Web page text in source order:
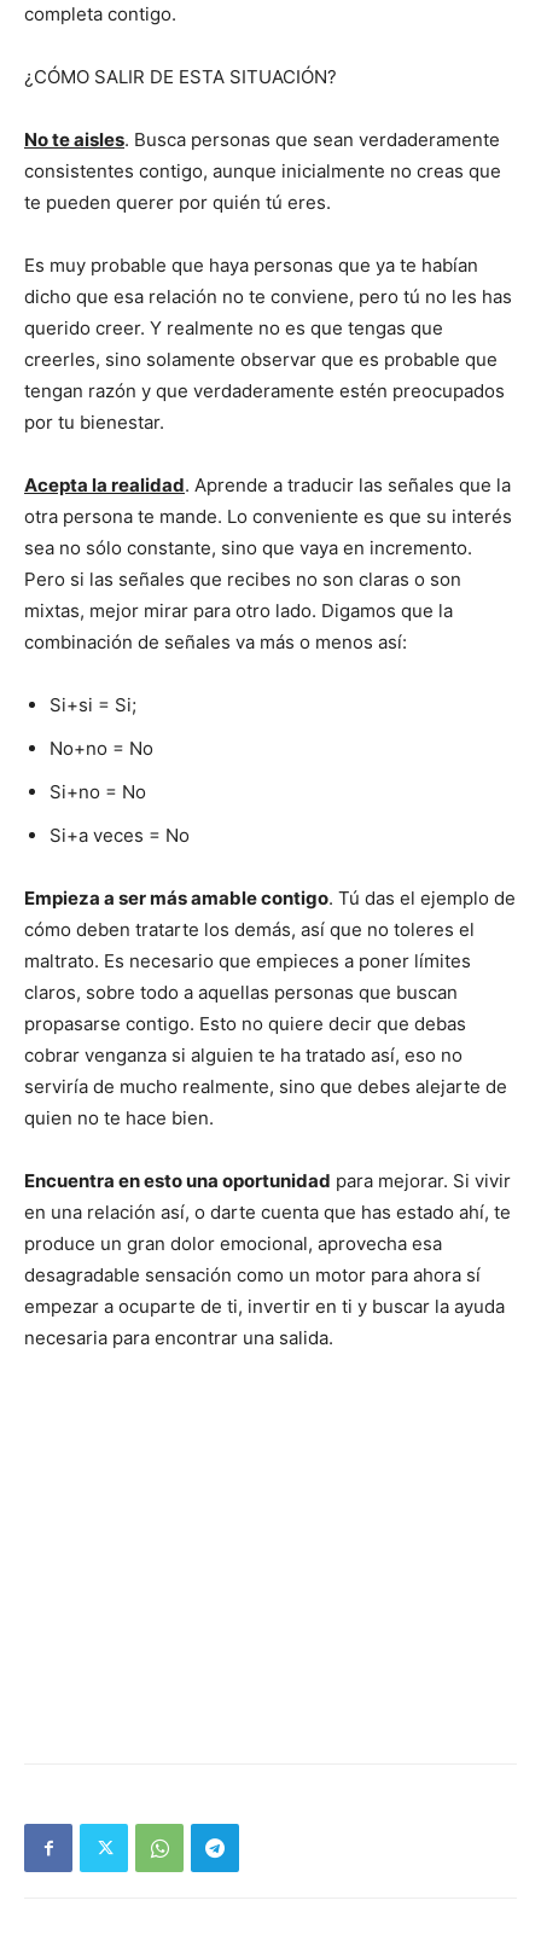
completa contigo.
¿CÓMO SALIR DE ESTA SITUACIÓN?
No te aisles. Busca personas que sean verdaderamente
consistentes contigo, aunque inicialmente no creas que
te pueden querer por quién tú eres.
Es muy probable que haya personas que ya te habían
dicho que esa relación no te conviene, pero tú no les has
querido creer. Y realmente no es que tengas que
creerles, sino solamente observar que es probable que
tengan razón y que verdaderamente estén preocupados
por tu bienestar.
Acepta la realidad. Aprende a traducir las señales que la
otra persona te mande. Lo conveniente es que su interés
sea no sólo constante, sino que vaya en incremento.
Pero si las señales que recibes no son claras o son
mixtas, mejor mirar para otro lado. Digamos que la
combinación de señales va más o menos así:
Si+si = Si;
No+no = No
Si+no = No
Si+a veces = No
Empieza a ser más amable contigo. Tú das el ejemplo de
cómo deben tratarte los demás, así que no toleres el
maltrato. Es necesario que empieces a poner límites
claros, sobre todo a aquellas personas que buscan
propasarse contigo. Esto no quiere decir que debas
cobrar venganza si alguien te ha tratado así, eso no
serviría de mucho realmente, sino que debes alejarte de
quien no te hace bien.
Encuentra en esto una oportunidad para mejorar. Si vivir
en una relación así, o darte cuenta que has estado ahí, te
produce un gran dolor emocional, aprovecha esa
desagradable sensación como un motor para ahora sí
empezar a ocuparte de ti, invertir en ti y buscar la ayuda
necesaria para encontrar una salida.